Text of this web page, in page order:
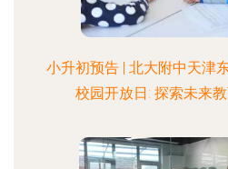
小升初预告 | 北大附中天津
校园开放日: 探索未来